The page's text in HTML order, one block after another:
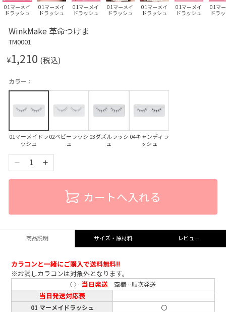
01マーメイ
ドラッシュ
01マーメイ
ドラッシュ
01マーメイ
ドラッシュ
01マーメイ
ドラッシュ
01マーメイ
ドラッシュ
01マーメイ
ドラッシュ
01マ
ドラ
WinkMake 革命つけま
TM0001
¥1,210 (税込)
カラー：
01マーメイドラ
ッシュ
02ベビーラッシ
ュ
03ダズルラッシ
ュ
04キャンディラ
ッシュ
1
カートへ入れる
商品説明 サイズ・原材料 レビュー
カラコンと一緒にご購入で送料無料!!
※お試しカラコンは対象外となります。
○…当日発送 空欄…順次発送
当日発送対応表
01 マーメイドラッシュ
〇